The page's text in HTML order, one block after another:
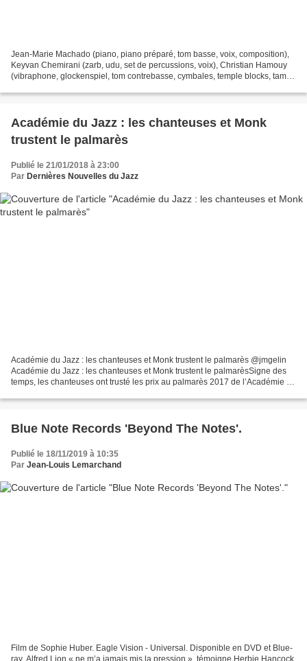
Jean-Marie Machado (piano, piano préparé, tom basse, voix, composition),
Keyvan Chemirani (zarb, udu, set de percussions, voix), Christian Hamouy
(vibraphone, glockenspiel, tom contrebasse, cymbales, temple blocks, tam-
Académie du Jazz : les chanteuses et Monk
trustent le palmarès
Publié le 21/01/2018 à 23:00
Par Dernières Nouvelles du Jazz
Académie du Jazz : les chanteuses et Monk trustent le palmarès @jmgelin
Académie du Jazz : les chanteuses et Monk trustent le palmarèsSigne des
temps, les chanteuses ont trusté les prix au palmarès 2017 de l’Académie du
Blue Note Records 'Beyond The Notes'.
Publié le 18/11/2019 à 10:35
Par Jean-Louis Lemarchand
Film de Sophie Huber. Eagle Vision - Universal. Disponible en DVD et Blue-
ray. Alfred Lion « ne m’a jamais mis la pression », témoigne Herbie Hancock.